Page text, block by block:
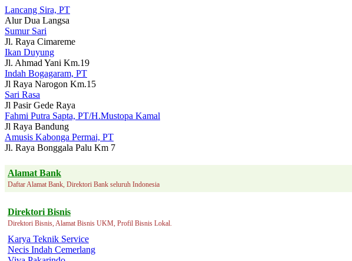
Lancang Sira, PT
Alur Dua Langsa
Sumur Sari
Jl. Raya Cimareme
Ikan Duyung
Jl. Ahmad Yani Km.19
Indah Bogagaram, PT
Jl Raya Narogon Km.15
Sari Rasa
Jl Pasir Gede Raya
Fahmi Putra Sapta, PT/H.Mustopa Kamal
Jl Raya Bandung
Amusis Kabonga Permai, PT
Jl. Raya Bonggala Palu Km 7
Alamat Bank
Daftar Alamat Bank, Direktori Bank seluruh Indonesia
Direktori Bisnis
Direktori Bisnis, Alamat Bisnis UKM, Profil Bisnis Lokal.
Karya Teknik Service
Necis Indah Cemerlang